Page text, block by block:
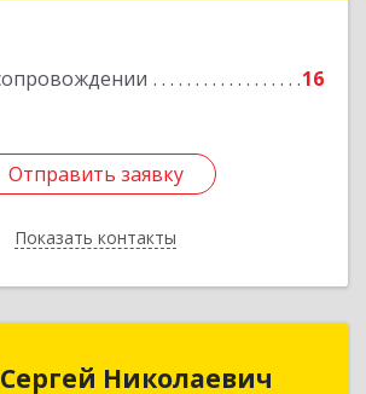
16
Отправить заявку
Показать контакты
Отправить заявку
Назад
Николаевич
Сергей Николаевич